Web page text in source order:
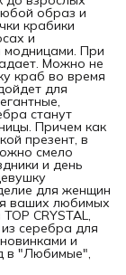
образ и
крабики
и
модницами. При
Можно не
краб во время
для
станут
Причем как
презент, в
смело
и день
для женщин
ваших любимых
CRYSTAL,
серебра для
и
в "Любимые",